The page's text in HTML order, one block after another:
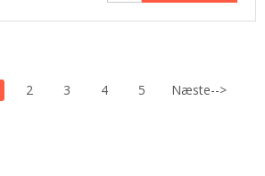
2 3 4 5 Næste-->